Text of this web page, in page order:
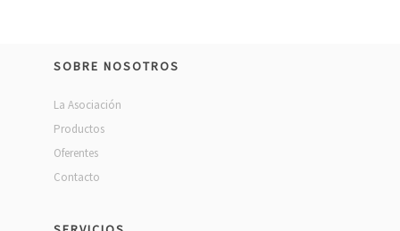
SOBRE NOSOTROS
La Asociación
Productos
Oferentes
Contacto